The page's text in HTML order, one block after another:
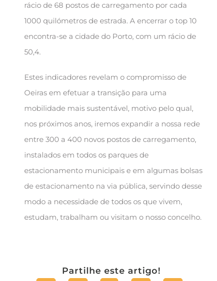
rácio de 68 postos de carregamento por cada
1000 quilómetros de estrada. A encerrar o top 10
encontra-se a cidade do Porto, com um rácio de
50,4.
Estes indicadores revelam o compromisso de
Oeiras em efetuar a transição para uma
mobilidade mais sustentável, motivo pelo qual,
nos próximos anos, iremos expandir a nossa rede
entre 300 a 400 novos postos de carregamento,
instalados em todos os parques de
estacionamento municipais e em algumas bolsas
de estacionamento na via pública, servindo desse
modo a necessidade de todos os que vivem,
estudam, trabalham ou visitam o nosso concelho.
Partilhe este artigo!